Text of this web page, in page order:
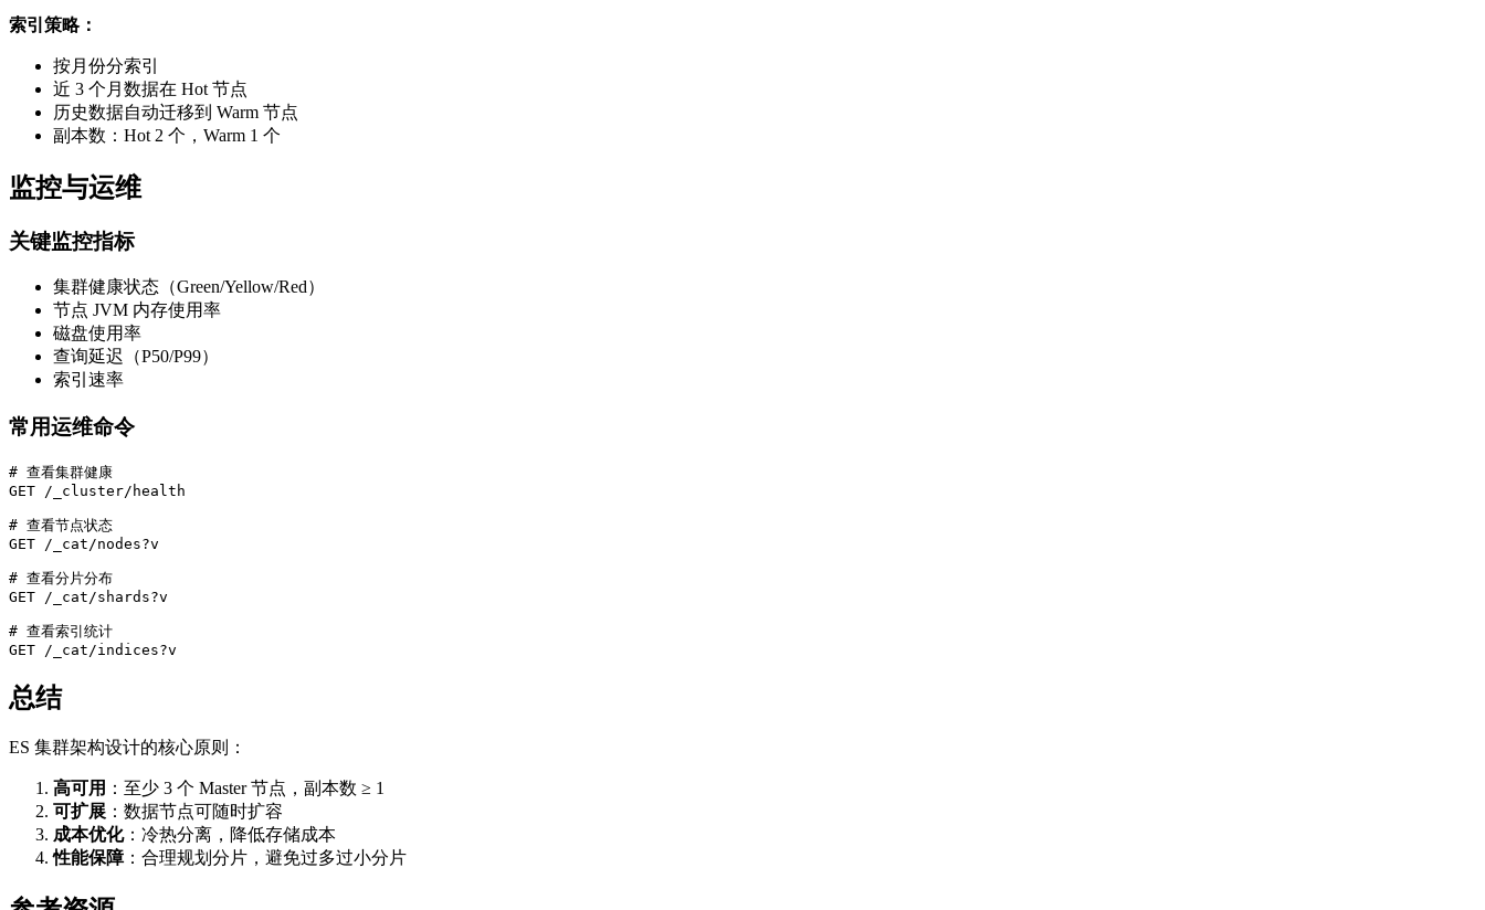
索引策略：
按月份分索引
近 3 个月数据在 Hot 节点
历史数据自动迁移到 Warm 节点
副本数：Hot 2 个，Warm 1 个
监控与运维
关键监控指标
集群健康状态（Green/Yellow/Red）
节点 JVM 内存使用率
磁盘使用率
查询延迟（P50/P99）
索引速率
常用运维命令
# 查看集群健康
GET /_cluster/health
# 查看节点状态
GET /_cat/nodes?v
# 查看分片分布
GET /_cat/shards?v
# 查看索引统计
GET /_cat/indices?v
总结
ES 集群架构设计的核心原则：
高可用 ：至少 3 个 Master 节点，副本数 ≥ 1
可扩展 ：数据节点可随时扩容
成本优化：冷热分离，降低存储成本
性能保障：合理规划分片，避免过多过小分片